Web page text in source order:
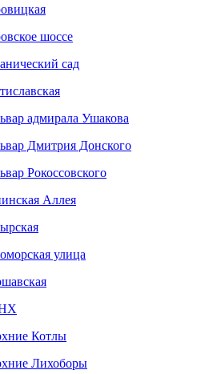
шоссе
сад
адмирала Ушакова
Дмитрия Донского
Рокоссовского
Аллея
улица
Котлы
Лихоборы